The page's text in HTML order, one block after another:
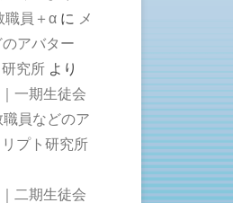
職員＋α に メ
アバター
究所 より
一期生徒会
職員などのア
プト研究所
二期生徒会